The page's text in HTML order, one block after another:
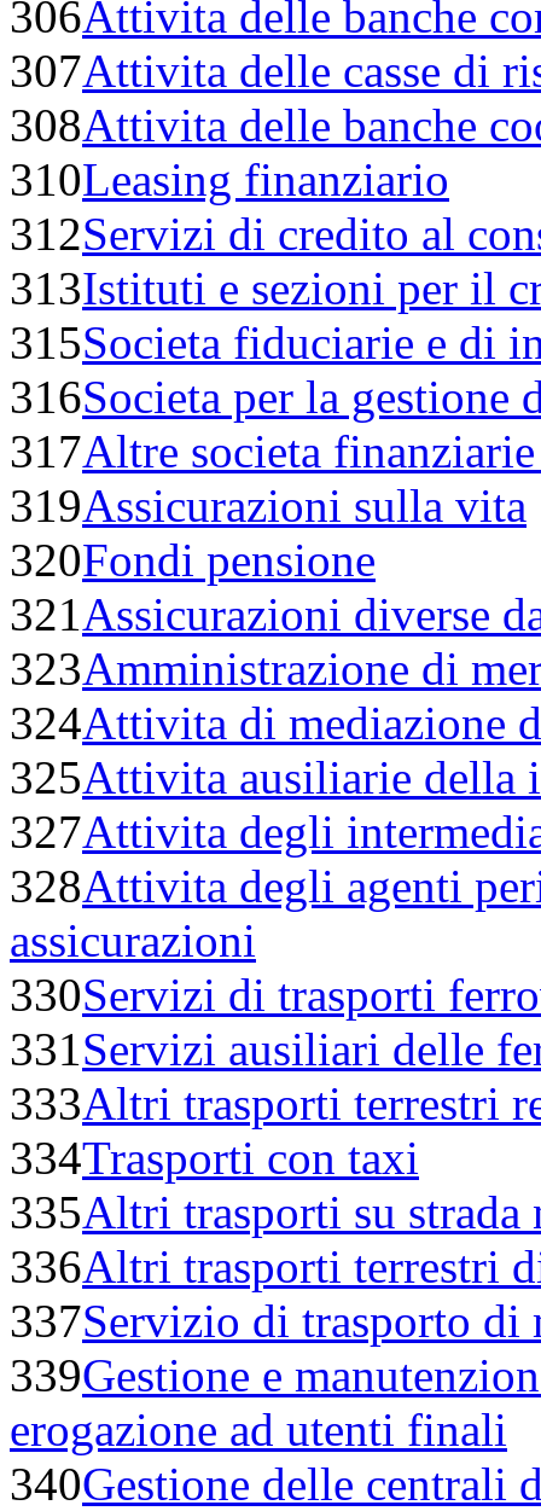
306Attivita delle banche
307Attivita delle casse di
308Attivita delle banche
310Leasing finanziario
312Servizi di credito al
313Istituti e sezioni per il
315Societa fiduciarie e di
316Societa per la
317Altre societa
319Assicurazioni sulla vita
320Fondi pensione
321Assicurazioni diverse
323Amministrazione di
324Attivita di mediazione
325Attivita ausiliarie della
327Attivita degli
328Attivita degli agenti
assicurazioni
330Servizi di trasporti
331Servizi ausiliari delle
333Altri trasporti terrestri
334Trasporti con taxi
335Altri trasporti su strada
336Altri trasporti terrestri
337Servizio di trasporto di
339Gestione e
erogazione ad utenti finali
340Gestione delle centrali